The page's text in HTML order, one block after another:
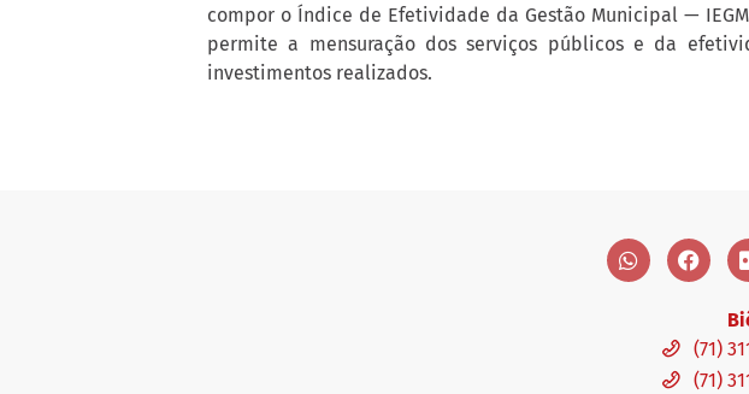
compor o Índice de Efetividade da Gestão Municipal —
permite a mensuração dos serviços públicos e da
investimentos realizados.
(71)
(71)